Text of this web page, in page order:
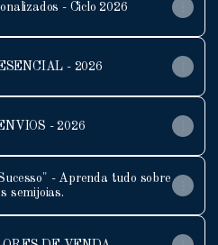
- Ciclo 2026
- 2026
- 2026
semijoias.